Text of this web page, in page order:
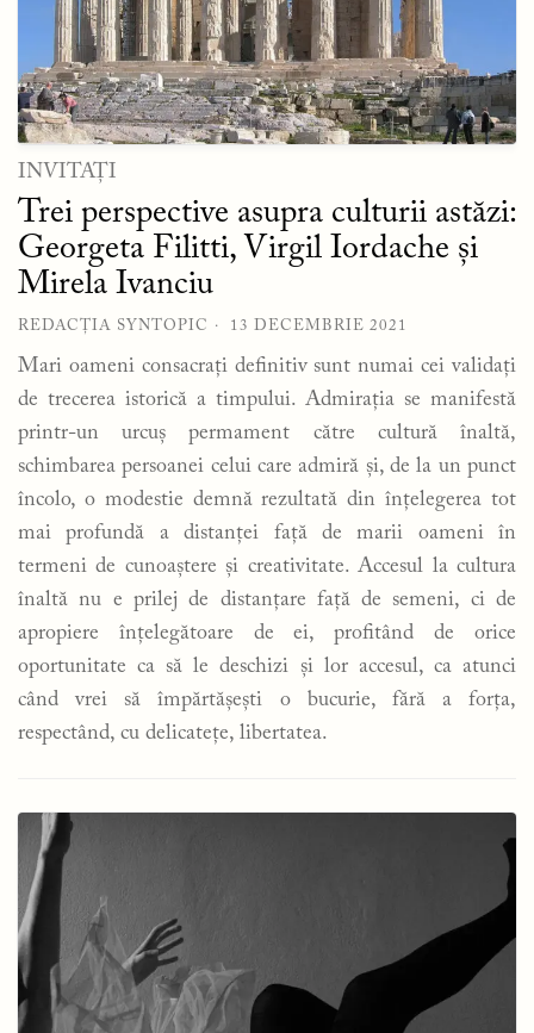
INVITAȚI
Trei perspective asupra culturii astăzi:
Georgeta Filitti, Virgil Iordache și
Mirela Ivanciu
REDACȚIA SYNTOPIC 13 DECEMBRIE 2021
Mari oameni consacrați definitiv sunt numai cei validați
de trecerea istorică a timpului. Admirația se manifestă
printr-un urcuș permament către cultură înaltă,
schimbarea persoanei celui care admiră și, de la un punct
încolo, o modestie demnă rezultată din înțelegerea tot
mai profundă a distanței față de marii oameni în
termeni de cunoaștere și creativitate. Accesul la cultura
înaltă nu e prilej de distanțare față de semeni, ci de
apropiere înțelegătoare de ei, profitând de orice
oportunitate ca să le deschizi și lor accesul, ca atunci
când vrei să împărtășești o bucurie, fără a forța,
respectând, cu delicatețe, libertatea.